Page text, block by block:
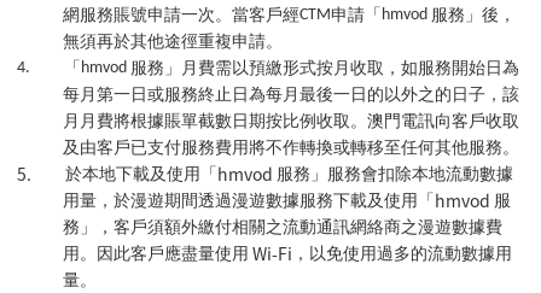
網服務賬號申請一次。當客戶經CTM申請「 hmvod 服務」後，
無須再於其他途徑重複申請。
4.
「 hmvod 服務」月費需以預繳形式按月收取，如服務開始日為
每月第一日或服務終止日為每月最後一日的以外之的日子，該
月月費將根據賬單截數日期按比例收取。澳門電訊向客戶收取
及由客戶已支付服務費用將不作轉換或轉移至任何其他服務。
5. 於本地下載及使用「 hmvod 服務」服務會扣除本地流動數據
用量，於漫遊期間透過漫遊數據服務下載及使用「 hmvod 服
務」，客戶須額外繳付相關之流動通訊網絡商之漫遊數據費
用。因此客戶應盡量使用 Wi-Fi ，以免使用過多的流動數據用
量。